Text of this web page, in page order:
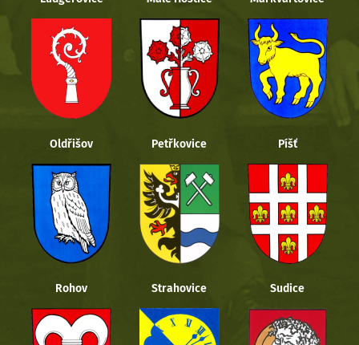
Oldřišov Petřkovice Píšť
Rohov Strahovice Sudice